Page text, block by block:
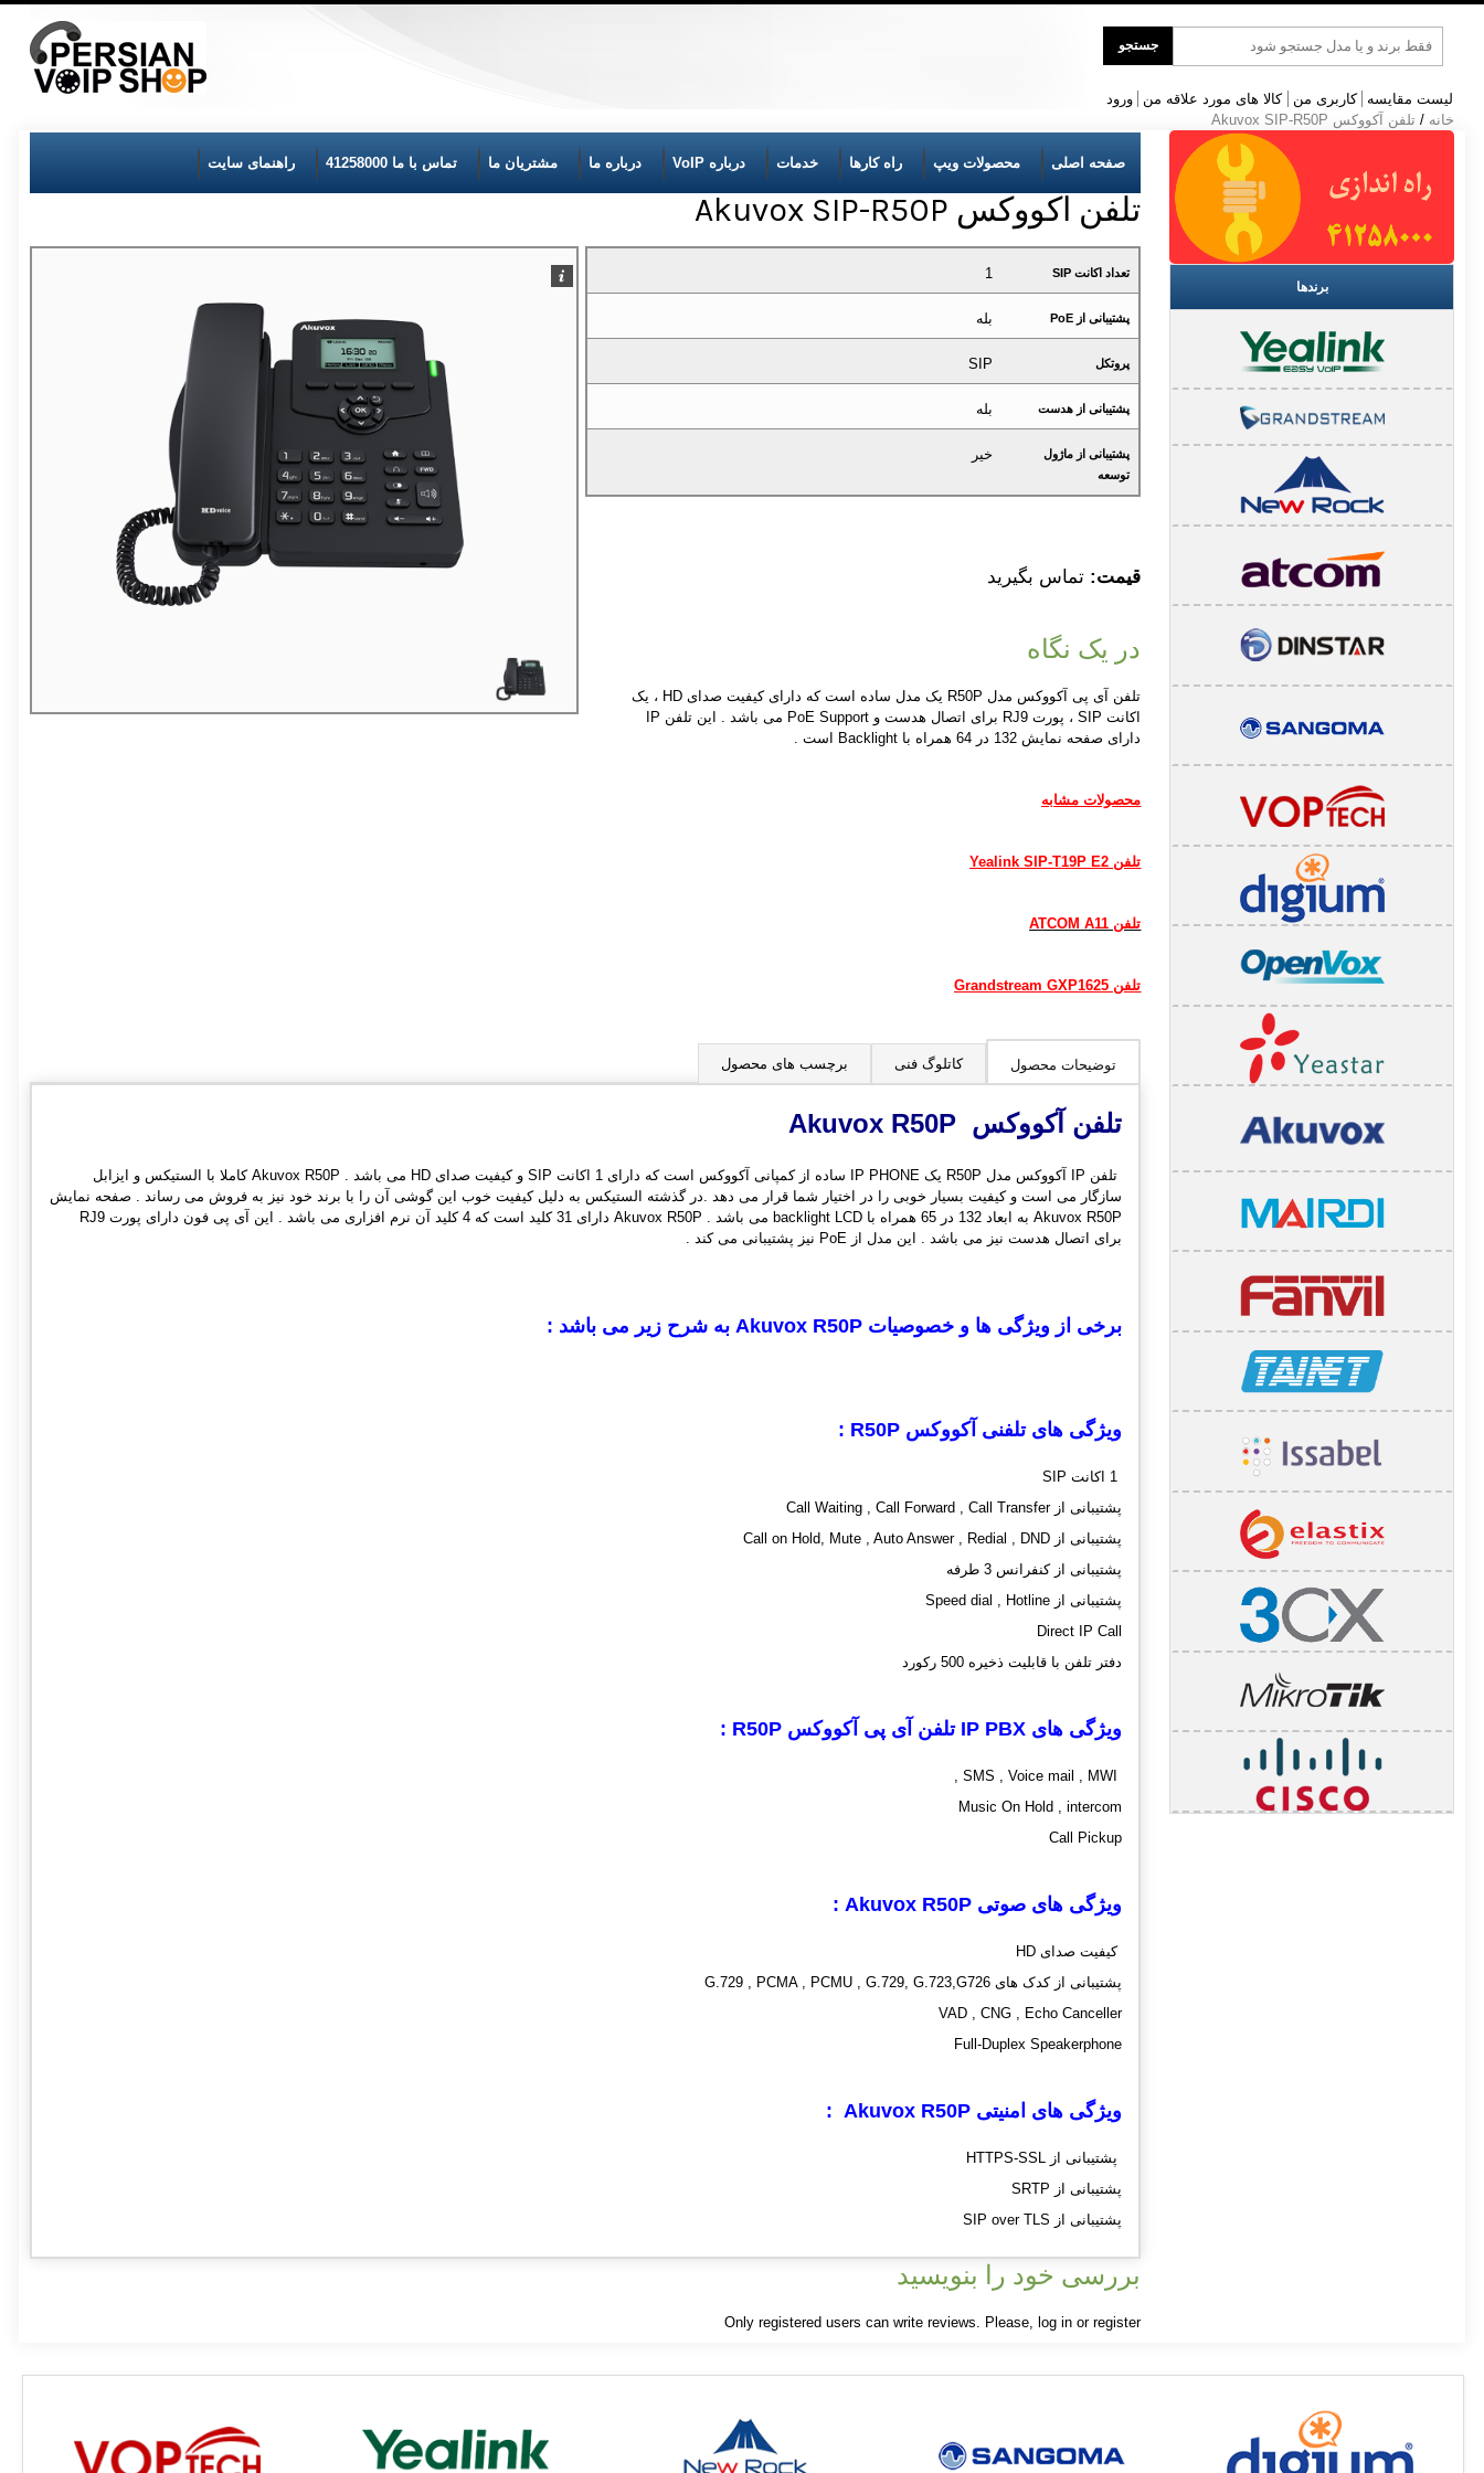
جست
جستجو
لیست مقایسه کاربری من کالا های مورد علاقه من
ورود
خانه / تلفن آکووکس Akuvox SIP-R50P
صفحه اصلی محصولات ویپ راه کارها خدمات درباره VoIP درباره ما مشتریان ما تماس با ما 41258000 راهنمای سایت
تلفن آکووکس Akuvox SIP-R50P
تعداد اکانت SIP 1
پشتیبانی از PoE بله
پروتکل SIP
پشتیبانی از هدست بله
پشتیبانی از ماژول
توسعه
خیر
قیمت: تماس بگیرید
در یک نگاه
تلفن آی پی آکووکس مدل R50P یک مدل ساده است که دارای کیفیت صدای HD ، یک
اکانت SIP ، پورت RJ9 برای اتصال هدست و PoE Support می باشد . این تلفن IP
دارای صفحه نمایش 132 در 64 همراه با Backlight است .
محصولات مشابه
تلفن Yealink SIP-T19P E2
تلفن ATCOM A11
تلفن Grandstream GXP1625
توضیحات محصول کاتلوگ فنی برچسب های محصول
تلفن آکووکس Akuvox R50P
تلفن IP آکووکس مدل R50P یک IP PHONE ساده از کمپانی آکووکس است که دارای 1 اکانت SIP و کیفیت صدای HD می باشد . Akuvox R50P کاملا با الستیکس و ایزابل
سازگار می است و کیفیت بسیار خوبی را در اختیار شما قرار می دهد .در گذشته الستیکس به دلیل کیفیت خوب این گوشی آن را با برند خود نیز به فروش می رساند . صفحه نمایش
Akuvox R50P به ابعاد 132 در 65 همراه با backlight LCD می باشد . Akuvox R50P دارای 31 کلید است که 4 کلید آن نرم افزاری می باشد . این آی پی فون دارای پورت RJ9
برای اتصال هدست نیز می باشد . این مدل از PoE نیز پشتیبانی می کند .
برخی از ویژگی ها و خصوصیات Akuvox R50Pبه شرح زیر می باشد :
ویژگی های تلفنی آکووکس R50P
:
1 اکانت SIP
پشتیبانی از Call Waiting , Call Forward , Call Transfer
پشتیبانی از Call on Hold, Mute , Auto Answer , Redial , DND
پشتیبانی از کنفرانس 3 طرفه
پشتیبانی از Speed dial , Hotline
Direct IP Call
دفتر تلفن با قابلیت ذخیره 500 رکورد
ویژگی های IP PBX تلفن آی پی آکووکس R50P
:
Music On Hold , intercom
Call Pickup
ویژگی های صوتی Akuvox R50P
:
کیفیت صدای HD
پشتیبانی از کدک های G.729 , PCMA , PCMU , G.729, G.723,G726
VAD , CNG , Echo Canceller
Full-Duplex Speakerphone
ویژگی های امنیتی Akuvox R50P
:
پشتیبانی از HTTPS-SSL
پشتیبانی از SRTP
پشتیبانی از SIP over TLS
بررسی خود را بنویسید
Only registered users can write reviews. Please, log in orregister
برندها